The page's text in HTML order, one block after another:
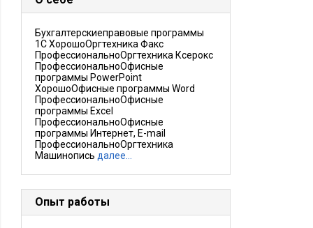
Бухгалтерскиеправовые программы
1С ХорошоОргтехника Факс
ПрофессиональноОргтехника Ксерокс
ПрофессиональноОфисные
программы PowerPoint
ХорошоОфисные программы Word
ПрофессиональноОфисные
программы Excel
ПрофессиональноОфисные
программы Интернет, E-mail
ПрофессиональноОргтехника
Машинопись далее…
Опыт работы